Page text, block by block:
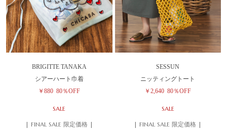
BRIGITTE TANAKA
シアーハート巾着
￥880 80％OFF
SALE
| FINAL SALE 限定価格 |
SESSUN
ニッティングトート
￥2,640 80％OFF
SALE
| FINAL SALE 限定価格 |